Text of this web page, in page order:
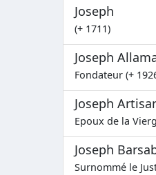
Joseph
(+ 1711)
Joseph
Fondateur (+
Joseph
Epoux de la
Joseph
Surnommé le